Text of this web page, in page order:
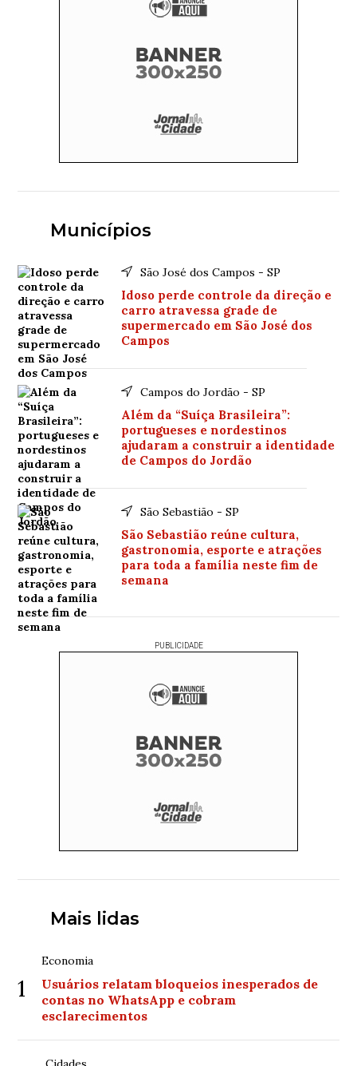
Municípios
São José dos Campos - SP
Idoso perde controle da direção e
carro atravessa grade de
supermercado em São José dos
Campos
Campos do Jordão - SP
Além da “Suíça Brasileira”:
portugueses e nordestinos
ajudaram a construir a identidade
de Campos do Jordão
São Sebastião - SP
São Sebastião reúne cultura,
gastronomia, esporte e atrações
para toda a família neste fim de
semana
PUBLICIDADE
Mais lidas
1
Economia
Usuários relatam bloqueios inesperados de
contas no WhatsApp e cobram
esclarecimentos